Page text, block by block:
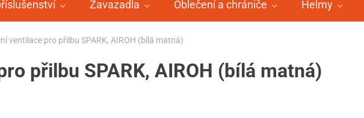
Zavazadla Oblečení a chrániče Helmy
ventilace pro přilbu SPARK, AIROH (bílá matná)
přilbu SPARK, AIROH (bílá matná)